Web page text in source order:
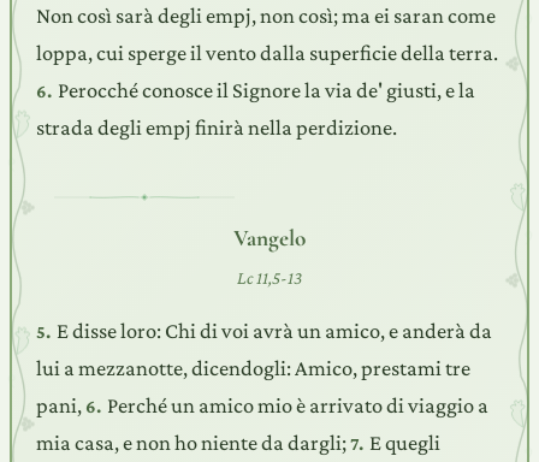
Non così sarà degli empj, non così; ma ei saran come
loppa, cui sperge il vento dalla superficie della terra.
6. Perocché conosce il Signore la via de' giusti, e la
strada degli empj finirà nella perdizione.
Vangelo
Lc 11,5-13
5. E disse loro: Chi di voi avrà un amico, e anderà da
lui a mezzanotte, dicendogli: Amico, prestami tre
pani, 6. Perché un amico mio è arrivato di viaggio a
mia casa, e non ho niente da dargli;7. E quegli